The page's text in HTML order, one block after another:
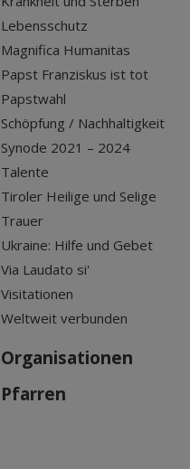
Lebensschutz
Magnifica Humanitas
Papst Franziskus ist tot
Papstwahl
Schöpfung / Nachhaltigkeit
Synode 2021 – 2024
Talente
Tiroler Heilige und Selige
Trauer
Ukraine: Hilfe und Gebet
Via Laudato si'
Visitationen
Weltweit verbunden
Organisationen
Pfarren